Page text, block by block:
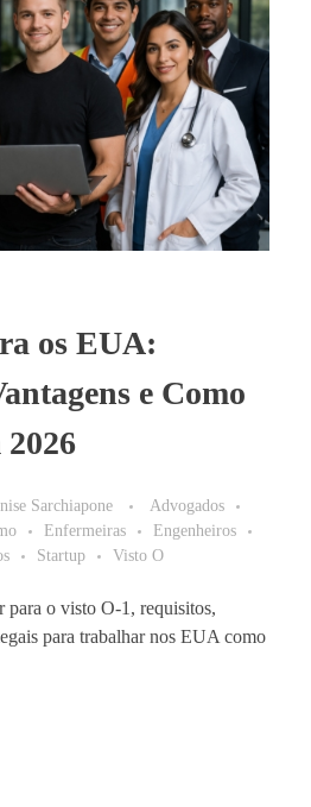
os EUA:
e Como
2026
Sarchiapone
Advogados
Enfermeiras
Engenheiros
Startup Visto O
para o visto O-1, requisitos,
para trabalhar nos EUA como